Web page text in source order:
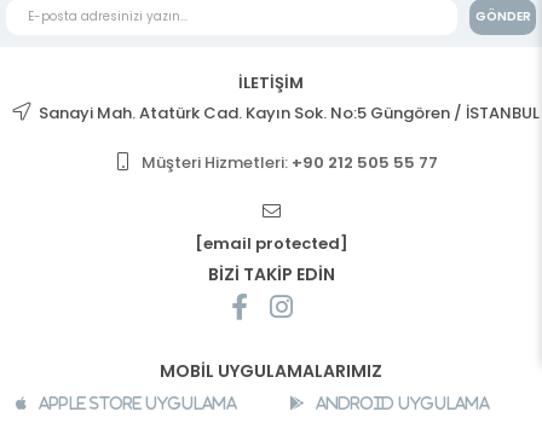
GÖNDER
İLETİŞİM
Sanayi Mah. Atatürk Cad. Kayın Sok. No:5 Güngören / İSTANBUL
Müşteri Hizmetleri: +90 212 505 55 77
[email protected]
BİZİ TAKİP EDİN
MOBİL UYGULAMALARIMIZ
Apple Store Uygulama Android Uygulama